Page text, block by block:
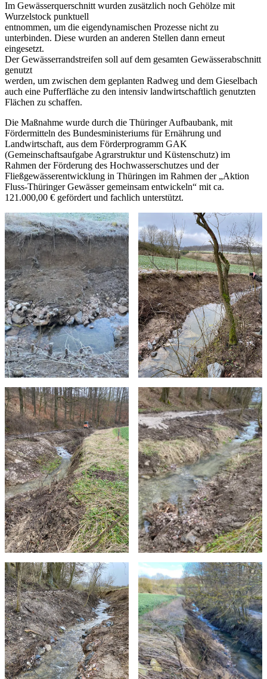
Im Gewässerquerschnitt wurden zusätzlich noch Gehölze mit
Wurzelstock punktuell
entnommen, um die eigendynamischen Prozesse nicht zu
unterbinden. Diese wurden an anderen Stellen dann erneut
eingesetzt.
Der Gewässerrandstreifen soll auf dem gesamten Gewässerabschnitt
genutzt
werden, um zwischen dem geplanten Radweg und dem Gieselbach
auch eine Pufferfläche zu den intensiv landwirtschaftlich genutzten
Flächen zu schaffen.
Die Maßnahme wurde durch die Thüringer Aufbaubank, mit
Fördermitteln des Bundesministeriums für Ernährung und
Landwirtschaft, aus dem Förderprogramm GAK
(Gemeinschaftsaufgabe Agrarstruktur und Küstenschutz) im
Rahmen der Förderung des Hochwasserschutzes und der
Fließgewässerentwicklung in Thüringen im Rahmen der „Aktion
Fluss-Thüringer Gewässer gemeinsam entwickeln“ mit ca.
121.000,00 € gefördert und fachlich unterstützt.